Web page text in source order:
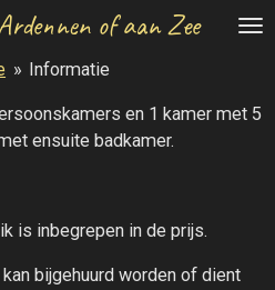
of aan Zee
» Informatie
en 1 kamer met 5
ensuite badkamer.
is inbegrepen in de prijs.
bijgehuurd worden of dient